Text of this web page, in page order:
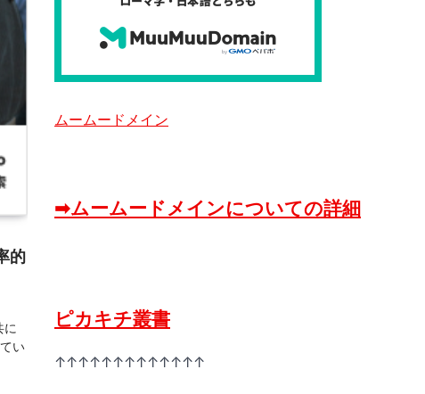
的
に
い
ムームードメイン
➡ムームードメインについての詳細
ピカキチ叢書
↑↑↑↑↑↑↑↑↑↑↑↑↑